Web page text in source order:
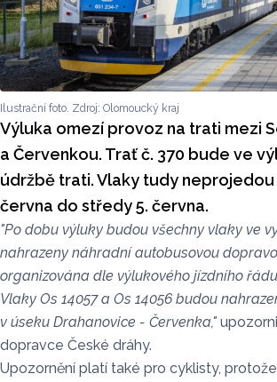
Ilustrační foto. Zdroj: Olomoucký kraj
Výluka omezí provoz na trati mezi
a Červenkou. Trať č. 370 bude ve
údržbě trati. Vlaky tudy neprojedou
června do středy 5. června.
"Po dobu výluky budou všechny vlaky ve
nahrazeny náhradní autobusovou
organizována dle výlukového jízdního
Vlaky Os 14057 a Os 14056 budou
v úseku Drahanovice - Červenka,"
dopravce České dráhy.
Upozornění platí také pro cyklisty,